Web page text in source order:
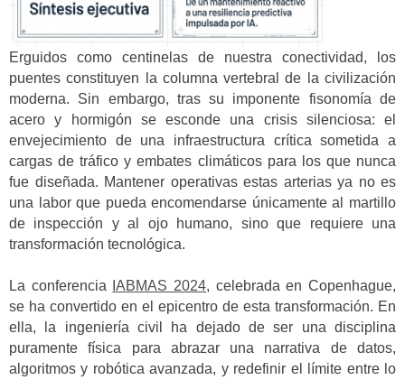
Erguidos como centinelas de nuestra conectividad, los
puentes constituyen la columna vertebral de la civilización
moderna. Sin embargo, tras su imponente fisonomía de
acero y hormigón se esconde una crisis silenciosa: el
envejecimiento de una infraestructura crítica sometida a
cargas de tráfico y embates climáticos para los que nunca
fue diseñada. Mantener operativas estas arterias ya no es
una labor que pueda encomendarse únicamente al martillo
de inspección y al ojo humano, sino que requiere una
transformación tecnológica.
La conferencia IABMAS 2024, celebrada en Copenhague,
se ha convertido en el epicentro de esta transformación. En
ella, la ingeniería civil ha dejado de ser una disciplina
puramente física para abrazar una narrativa de datos,
algoritmos y robótica avanzada, y redefinir el límite entre lo